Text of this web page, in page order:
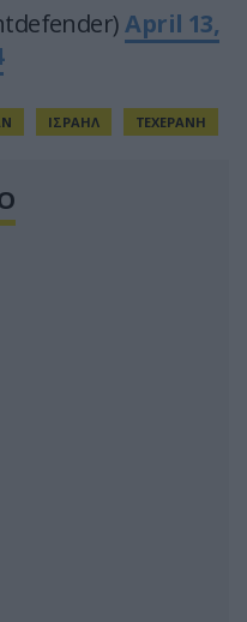
April 13,
ΙΣΡΑΗΛ ΤΕΧΕΡΑΝΗ